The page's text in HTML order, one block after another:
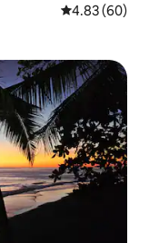
औसत रेटिंग 5 में
4.83 (60)